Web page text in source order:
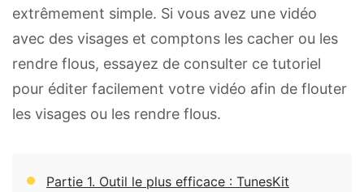
extrêmement simple. Si vous avez une vidéo
avec des visages et comptons les cacher ou les
rendre flous, essayez de consulter ce tutoriel
pour éditer facilement votre vidéo afin de flouter
les visages ou les rendre flous.
Partie 1. Outil le plus efficace : TunesKit